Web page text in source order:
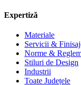
Expertiză
Materiale
Servicii &
Norme &
Stiluri de Design
Industrii
Toate Județele